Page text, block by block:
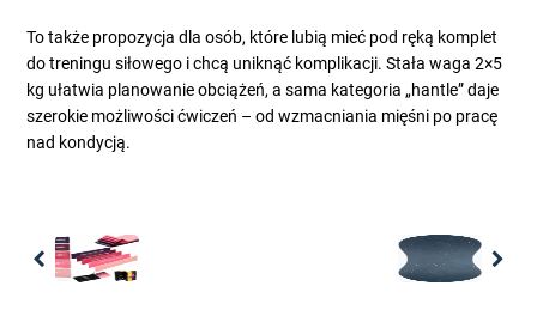
To także propozycja dla osób, które lubią mieć pod ręką komplet
do treningu siłowego i chcą uniknąć komplikacji. Stała waga 2×5
kg ułatwia planowanie obciążeń, a sama kategoria „hantle” daje
szerokie możliwości ćwiczeń – od wzmacniania mięśni po pracę
nad kondycją.